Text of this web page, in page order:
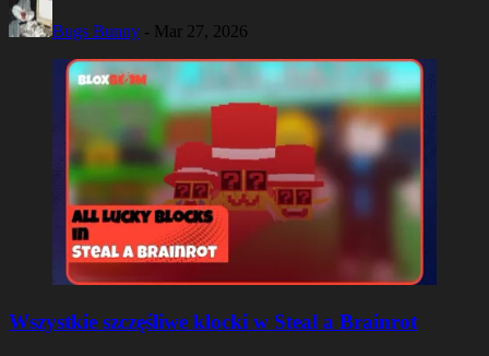
Bugs Bunny - Mar 27, 2026
Wszystkie szczęśliwe klocki w Steal a Brainrot